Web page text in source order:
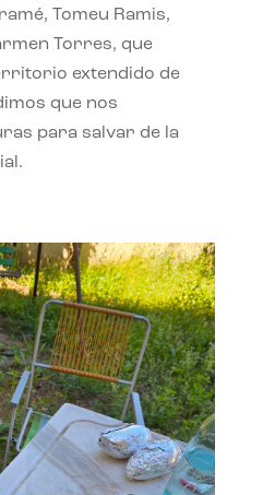
Tomeu Ramis,
Torres, que
extendido de
que nos
para salvar de la